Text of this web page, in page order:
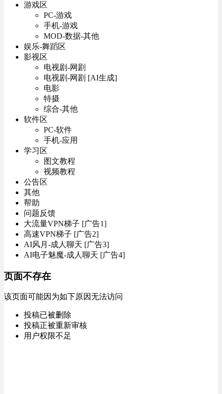
游戏区
PC-游戏
手机-游戏
MOD-数据-其他
娱乐-舞蹈区
影视区
电视剧-网剧
电视剧-网剧 [AI生成]
电影
特摄
综合-其他
软件区
PC-软件
手机-应用
学习区
图文教程
视频教程
公告区
其他
帮助
问题反馈
大流量VPN梯子 [广告1]
高速VPN梯子 [广告2]
AI风月-成人聊天 [广告3]
AI电子魅魔-成人聊天 [广告4]
页面不存在
该页面可能因为如下原因无法访问
投稿已被删除
投稿正被重新审核
用户权限不足